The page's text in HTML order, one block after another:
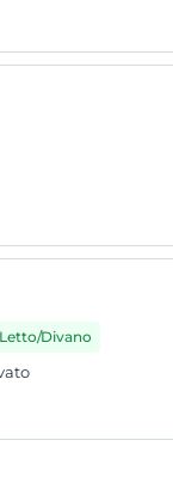
Letto/Divano